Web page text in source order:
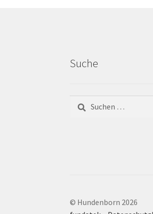
Suche
© Hundenborn 2026